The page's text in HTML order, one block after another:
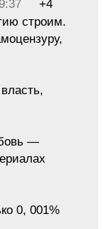
+4
строим.
—
0, 001%